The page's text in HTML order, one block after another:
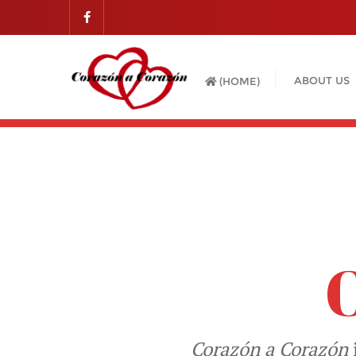
(HOME) ABOUT US
Corazón a Corazón